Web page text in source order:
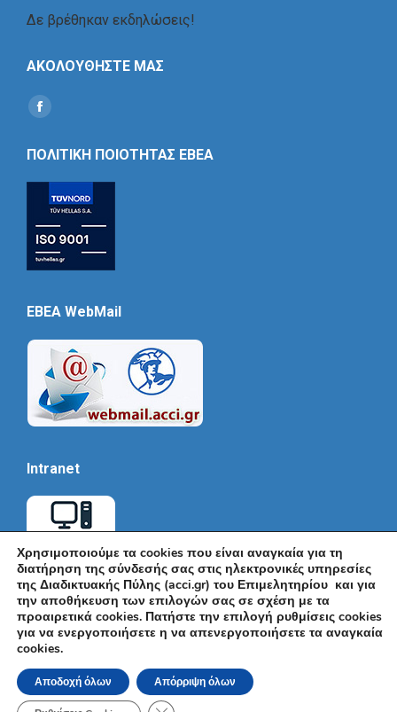
Δε βρέθηκαν εκδηλώσεις!
ΑΚΟΛΟΥΘΗΣΤΕ ΜΑΣ
Find us on:
Social
ΠΟΛΙΤΙΚΗ ΠΟΙΟΤΗΤΑΣ ΕΒΕΑ
EBEA WebMail
Intranet
© Εμπορικό και Βιομηχανικό Επιμελητήριο Αθηνών 2026 |
Ακαδημίας 7, ΤΚ: 10671, Αθήνα, Τηλ: +30 210 3604815, e-mail:
info@acci.gr
Όροι Χρήσης|Πολιτική Ασφάλειας|Πολιτική Απορρήτου
Χρησιμοποιούμε τα cookies που είναι αναγκαία για τη
διατήρηση της σύνδεσής σας στις ηλεκτρονικές υπηρεσίες
της Διαδικτυακής Πύλης (acci.gr) του Επιμελητηρίου και για
την αποθήκευση των επιλογών σας σε σχέση με τα
προαιρετικά cookies. Πατήστε την επιλογή ρυθμίσεις cookies
για να ενεργοποιήσετε η να απενεργοποιήσετε τα αναγκαία
cookies.
Αποδοχή όλων Απόρριψη όλων